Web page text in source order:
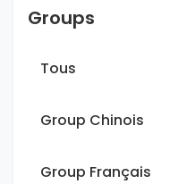
Groups
Tous
Group Chinois
Group Français